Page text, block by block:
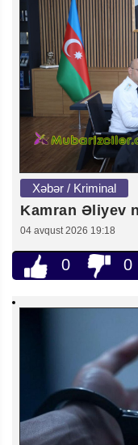
Xəbər / Kriminal
Kamran Əliyev
04 avqust 2026 19:18
0 0